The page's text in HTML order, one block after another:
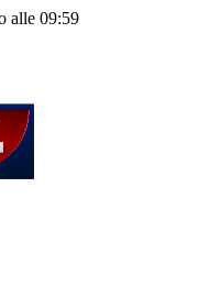
alle 09:59